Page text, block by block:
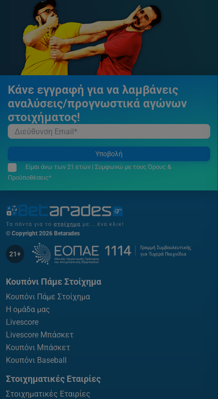
Κάνε εγγραφή για να λαμβάνεις
αναλύσεις/προγνωστικά αγώνων
στοιχήματος!
Υποβολή
Είμαι άνω των 21 ετών | Συμφωνώ με τους Όρους &
Προϋποθέσεις*
© Copyright 2026 Betarades
21+
Κουπόνι Πάμε Στοίχημα
Κουπόνι Πάμε Στοίχημα
Η ομάδα μας
Livescore
Livescore Μπάσκετ
Κουπόνι Μπάσκετ
Κουπόνι Baseball
Στοιχηματικές Εταιρίες
Στοιχηματικές Εταιρίες